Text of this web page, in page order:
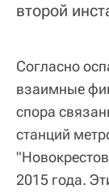
второй
Согласно
взаимные
спора
станций
2015 года.